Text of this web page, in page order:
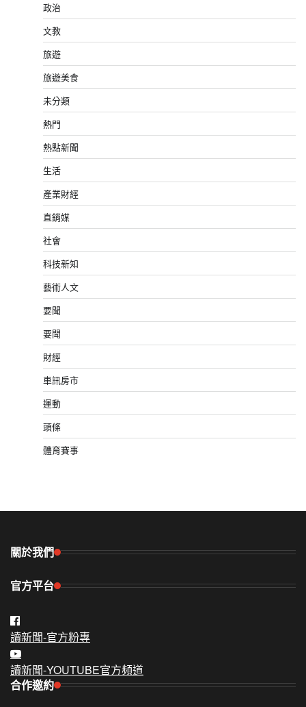
政治
文教
旅遊
旅遊美食
未分類
熱門
熱點新聞
生活
產業財經
直銷媒
社會
科技新知
藝術人文
要聞
要聞
財經
車訊房市
運動
頭條
體育賽事
關於我們
官方平台
讀新聞-官方粉專
讀新聞-YOUTUBE官方頻道
合作邀約